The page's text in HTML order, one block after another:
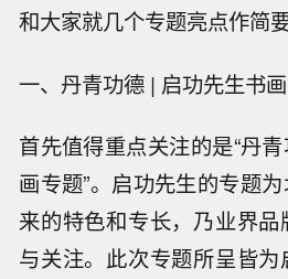
和大家就几个专题亮点作简要
一、丹青功德 | 启功先生书
首先值得重点关注的是“丹
画专题”。启功先生的专题
来的特色和专长，乃业界
与关注。此次专题所呈皆